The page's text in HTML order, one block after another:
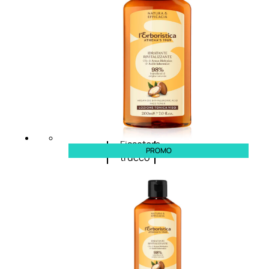
Primer
Fondotinta
Cipria
Fard/Blush
Illuminante
viso
Terre
abbronzanti
Fissatore
trucco
Smalto
Smalto
PROMO